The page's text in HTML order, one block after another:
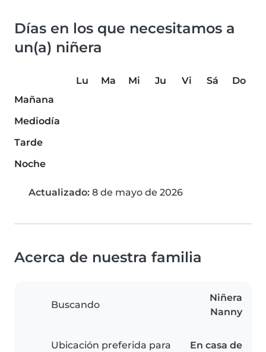
Días en los que necesitamos a
un(a) niñera
Lu Ma Mi Ju Vi Sá
Do
Mañana
Mediodía
Tarde
Noche
Actualizado: 8 de mayo de 2026
Acerca de nuestra familia
Buscando
Niñera
Nanny
Ubicación preferida para
En casa de